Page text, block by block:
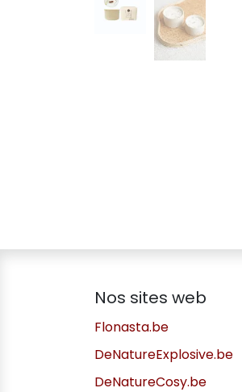
Nos sites web
Flonasta.be
DeNatureExplosive.be
DeNatureCosy.be